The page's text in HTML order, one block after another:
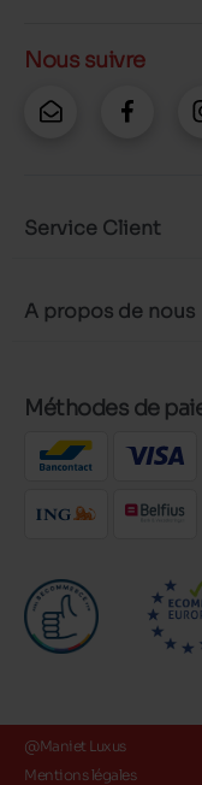
Nous suivre
Service Client
A propos de nous
Méthodes de
@Maniet Luxus
Mentions légales